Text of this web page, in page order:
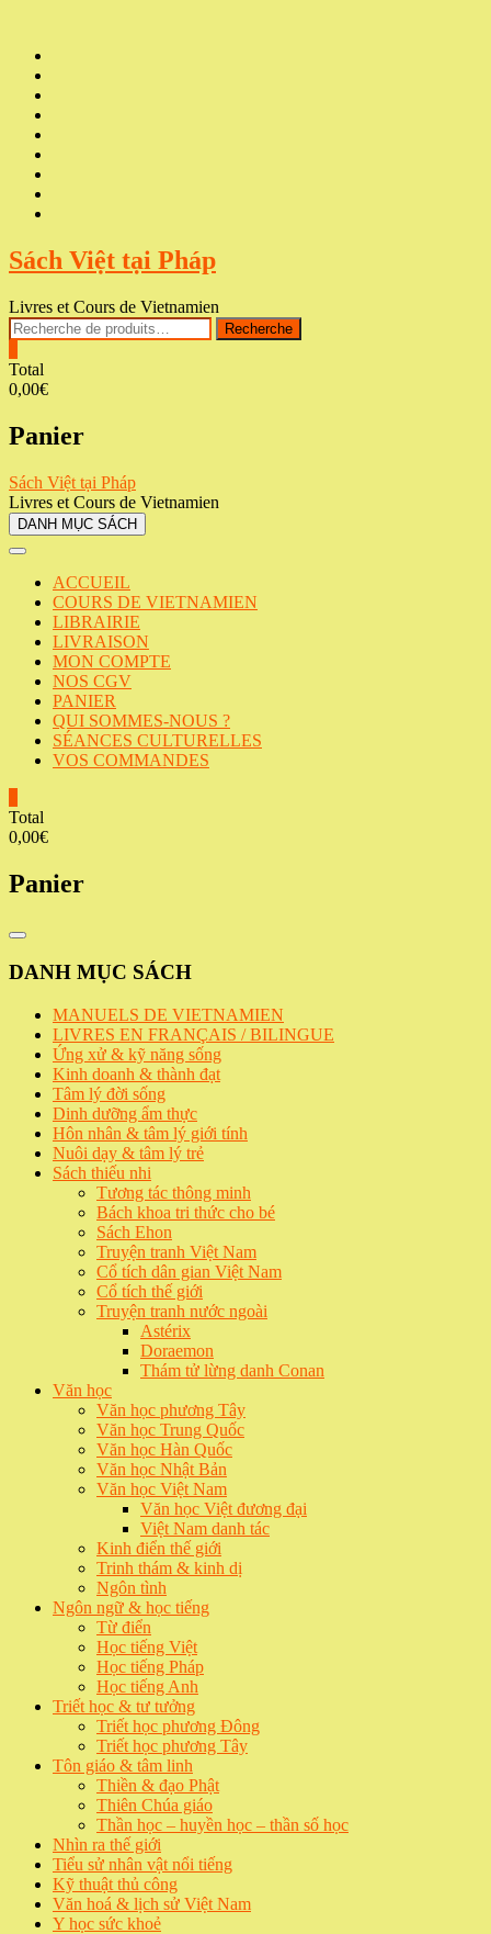
content
Sách Việt tại Pháp
Livres et Cours de Vietnamien
Recherche
pour :
Recherche
Total
0,00€
Panier
Sách Việt tại Pháp
Livres et Cours de Vietnamien
DANH MỤC SÁCH
ACCUEIL
COURS DE VIETNAMIEN
LIBRAIRIE
LIVRAISON
MON COMPTE
NOS CGV
PANIER
QUI SOMMES-NOUS ?
SÉANCES CULTURELLES
VOS COMMANDES
Total
0,00€
Panier
Catalog
DANH MỤC SÁCH
MANUELS DE VIETNAMIEN
LIVRES EN FRANÇAIS / BILINGUE
Ứng xử & kỹ năng sống
Kinh doanh & thành đạt
Tâm lý đời sống
Dinh dưỡng ẩm thực
Hôn nhân & tâm lý giới tính
Nuôi dạy & tâm lý trẻ
Sách thiếu nhi
Tương tác thông minh
Bách khoa tri thức cho bé
Sách Ehon
Truyện tranh Việt Nam
Cổ tích dân gian Việt Nam
Cổ tích thế giới
Truyện tranh nước ngoài
Astérix
Doraemon
Thám tử lừng danh Conan
Văn học
Văn học phương Tây
Văn học Trung Quốc
Văn học Hàn Quốc
Văn học Nhật Bản
Văn học Việt Nam
Văn học Việt đương đại
Việt Nam danh tác
Kinh điển thế giới
Trinh thám & kinh dị
Ngôn tình
Ngôn ngữ & học tiếng
Từ điển
Học tiếng Việt
Học tiếng Pháp
Học tiếng Anh
Triết học & tư tưởng
Triết học phương Đông
Triết học phương Tây
Tôn giáo & tâm linh
Thiền & đạo Phật
Thiên Chúa giáo
Thần học – huyền học – thần số học
Nhìn ra thế giới
Tiểu sử nhân vật nổi tiếng
Kỹ thuật thủ công
Văn hoá & lịch sử Việt Nam
Y học sức khoẻ